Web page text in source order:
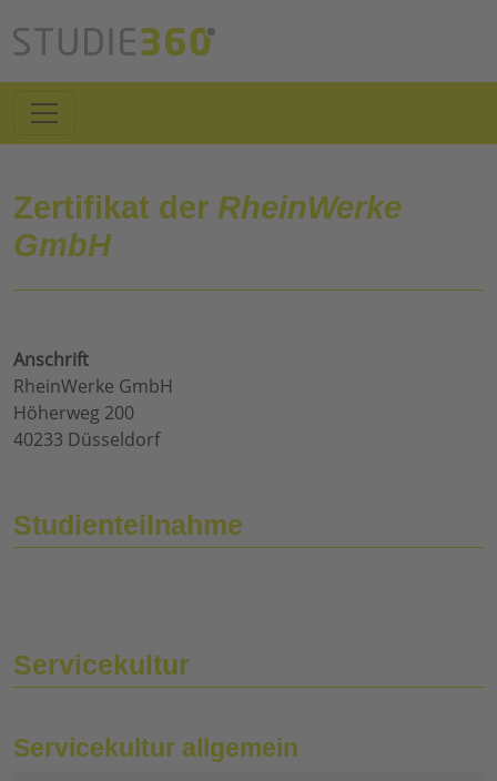
Zertifikat der RheinWerke
GmbH
Anschrift
RheinWerke GmbH
Höherweg 200
40233 Düsseldorf
Studienteilnahme
Servicekultur
Servicekultur allgemein